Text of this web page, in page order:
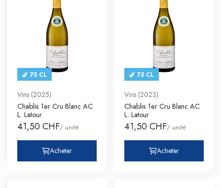
75 CL
Vins (2025)
Chablis 1er Cru Blanc AC
L. Latour
41,50 CHF/ unité
Acheter
75 CL
Vins (2023)
Chablis 1er Cru Blanc AC
L. Latour
41,50 CHF/ unité
Acheter